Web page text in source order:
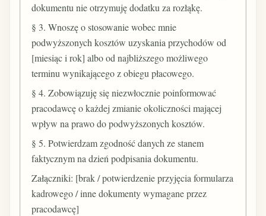
dokumentu nie otrzymuję dodatku za rozłąkę.
§ 3. Wnoszę o stosowanie wobec mnie
podwyższonych kosztów uzyskania przychodów od
[miesiąc i rok] albo od najbliższego możliwego
terminu wynikającego z obiegu płacowego.
§ 4. Zobowiązuję się niezwłocznie poinformować
pracodawcę o każdej zmianie okoliczności mającej
wpływ na prawo do podwyższonych kosztów.
§ 5. Potwierdzam zgodność danych ze stanem
faktycznym na dzień podpisania dokumentu.
Załączniki: [brak / potwierdzenie przyjęcia formularza
kadrowego / inne dokumenty wymagane przez
pracodawcę]